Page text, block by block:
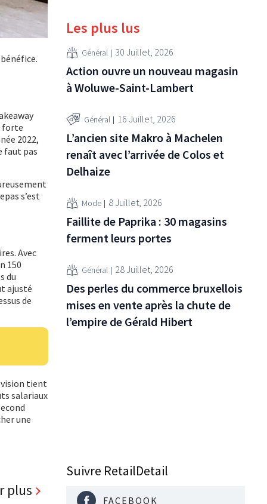
forte
2022,
faut pas
s’est
Avec
150
du
ajusté
de
tient
salariaux
une
plus
Les plus lus
Général 30 Juillet, 2026
Action ouvre un nouveau magasin
à Woluwe-Saint-Lambert
Général 16 Juillet, 2026
L’ancien site Makro à Machelen
renaît avec l’arrivée de Colos et
Delhaize
Mode 8 Juillet, 2026
Faillite de Paprika : 30 magasins
ferment leurs portes
Général 28 Juillet, 2026
Des perles du commerce bruxellois
mises en vente après la chute de
l’empire de Gérald Hibert
Suivre RetailDetail
FACEBOOK